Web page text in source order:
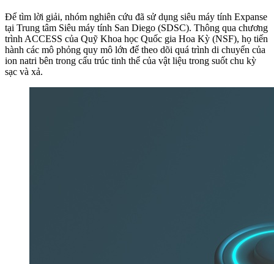
Để tìm lời giải, nhóm nghiên cứu đã sử dụng siêu máy tính Expanse
tại Trung tâm Siêu máy tính San Diego (SDSC). Thông qua chương
trình ACCESS của Quỹ Khoa học Quốc gia Hoa Kỳ (NSF), họ tiến
hành các mô phỏng quy mô lớn để theo dõi quá trình di chuyển của
ion natri bên trong cấu trúc tinh thể của vật liệu trong suốt chu kỳ
sạc và xả.